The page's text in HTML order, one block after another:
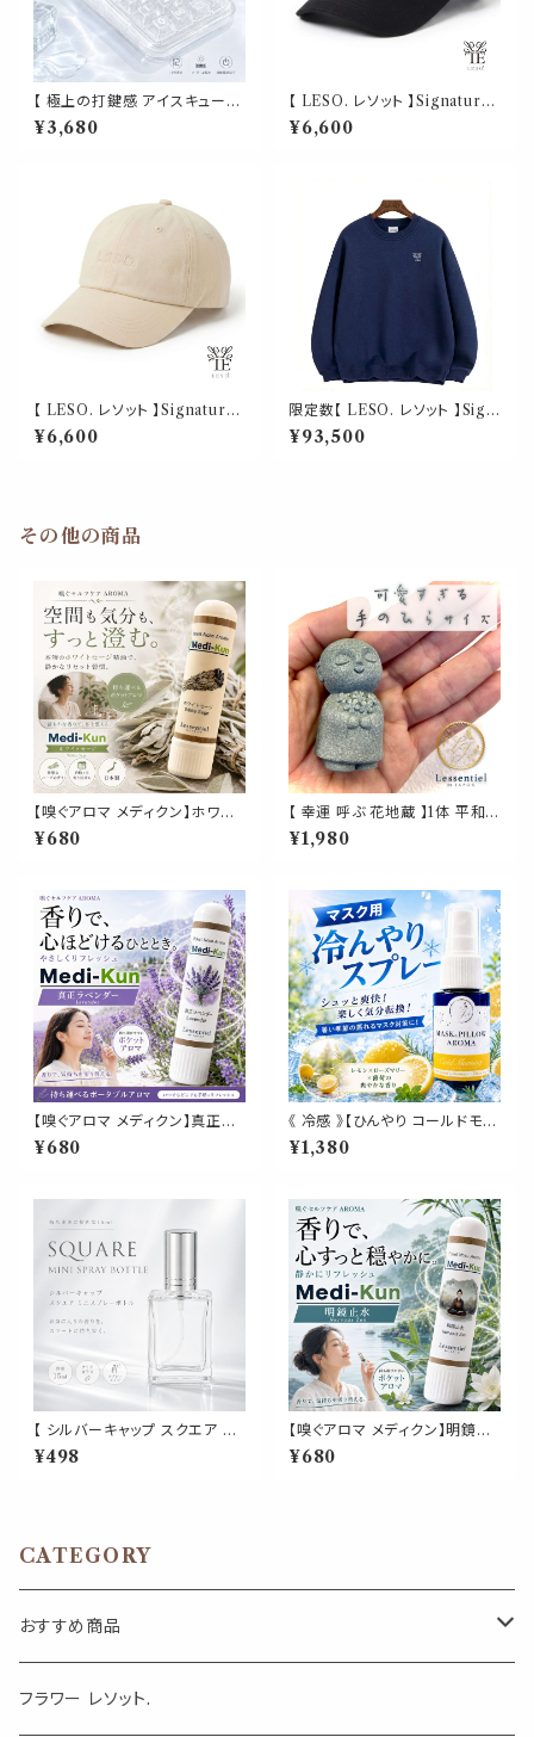
【 極上の打鍵感 アイスキューブ
クリア 電卓 】ホワイト AMSR
音フェチ タイピング ぽちぽち 1
れ かわいい 卓上電卓
¥3,680
【 LESO. レソット 】Signature
Minimalist Cap - Black ユニ
セックス / アジャスタブル
¥6,600
【 LESO. レソット 】Signature
Minimalist Cap - Beige ユニ
セックス / アジャスタブル
¥6,600
限定数【 LESO. レソット 】Sign
ature Crewneck（ シグネチャ
ー クルーネック）ユニセックス
¥93,500
その他の商品
【嗅ぐアロマ メディクン】ホワイ
トセージ｜天然 精油 浄化 スッ
キリ 気分 ハーバルの香り ポー
リフレッシュ 携帯用 日本製 ギフ
ト プレゼント
¥680
【 幸運 呼ぶ 花地蔵 】1体 平和
花束 家族 健康 愛 願う 天然石
樹脂 受付 デスク 手 サイズ 自
¥1,980
【嗅ぐアロマ メディクン】真正ラ
ベンダー｜おやすみ前 リラック
ス 上品 フローラル ハーブ 香り
フト プレゼント
¥680
《 冷感 》【ひんやり コールドモー
ニング 】レモン ローズマリー 天
然薄荷 マスクスプレー ピロー
¥1,380
【 シルバーキャップ スクエア ミ
ニスプレーボトル 15ml 】1本 ク
リア ガラス製 詰め替え容器 携
¥498
【嗅ぐアロマ メディクン】明鏡止
水 瞑想｜アガーウッド ラベンダ
ー ペパーミント クローブ 深く静
¥680
CATEGORY
おすすめ商品
気になる虫対策に
フラワー レソット.